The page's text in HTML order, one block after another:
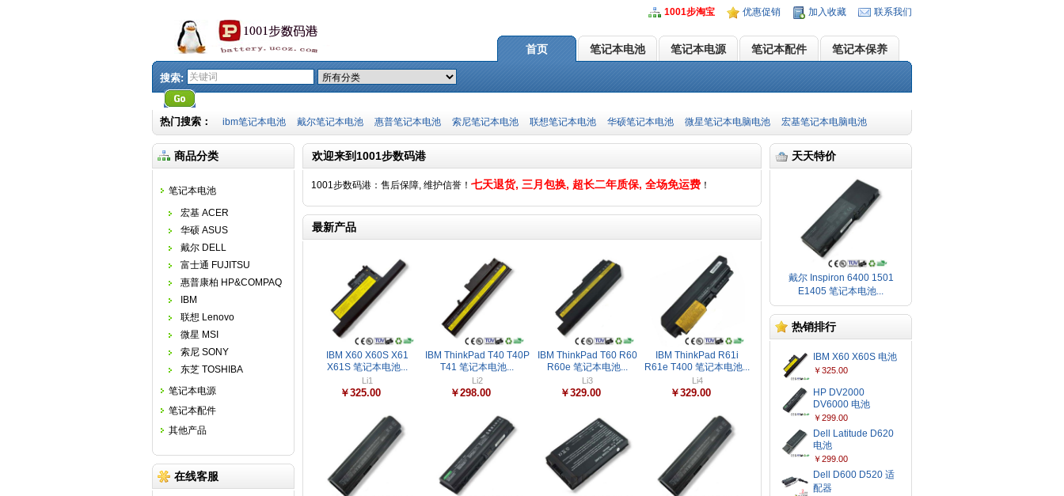
1001步淘宝 优惠促销 加入收藏 联系我们
首页 笔记本电池 笔记本电源 笔记本配件 笔记本保养
搜索:
热门搜索： ibm笔记本电池 戴尔笔记本电池 惠普笔记本电池 索尼笔记本电池 联想笔记本电池 华硕笔记本电池 微星笔记本电脑电池 宏基笔记本电脑电池
商品分类
笔记本电池
宏基 ACER
华硕 ASUS
戴尔 DELL
富士通 FUJITSU
惠普康柏 HP&COMPAQ
IBM
联想 Lenovo
微星 MSI
索尼 SONY
东芝 TOSHIBA
笔记本电源
笔记本配件
其他产品
在线客服
天天特价
戴尔 Inspiron 6400 1501
E1405 笔记本电池...
热销排行
IBM X60 X60S 电池
￥325.00
HP DV2000
DV6000 电池
￥299.00
Dell Latitude D620
电池
￥299.00
Dell D600 D520 适
配器
欢迎来到1001步数码港
1001步数码港：售后保障, 维护信誉！ 七天退货, 三月包换, 超长二年质保, 全场免运费 ！
最新产品
IBM X60 X60S X61
X61S 笔记本电池...
Li1
￥325.00
IBM ThinkPad T40 T40P
T41 笔记本电池...
Li2
￥298.00
IBM ThinkPad T60 R60
R60e 笔记本电池...
Li3
￥329.00
IBM ThinkPad R61i
R61e T400 笔记本电池...
Li4
￥329.00